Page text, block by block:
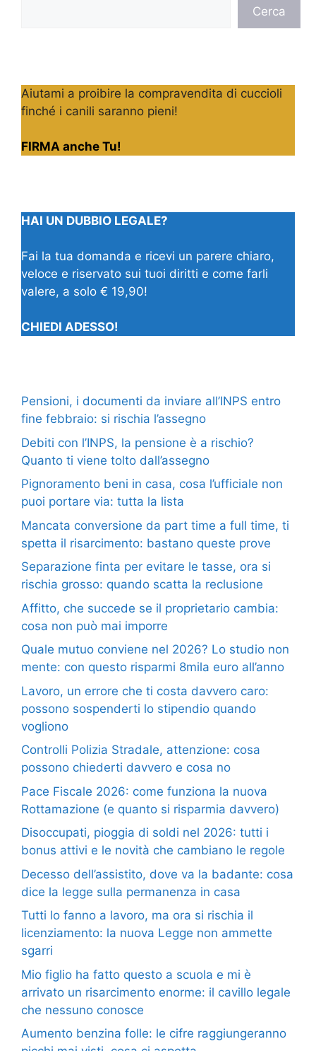
Cerca
Aiutami a proibire la compravendita di cuccioli
finché i canili saranno pieni!
FIRMA anche Tu!
HAI UN DUBBIO LEGALE?
Fai la tua domanda e ricevi un parere chiaro,
veloce e riservato sui tuoi diritti e come farli
valere, a solo € 19,90!
CHIEDI ADESSO!
Pensioni, i documenti da inviare all’INPS entro
fine febbraio: si rischia l’assegno
Debiti con l’INPS, la pensione è a rischio?
Quanto ti viene tolto dall’assegno
Pignoramento beni in casa, cosa l’ufficiale non
puoi portare via: tutta la lista
Mancata conversione da part time a full time, ti
spetta il risarcimento: bastano queste prove
Separazione finta per evitare le tasse, ora si
rischia grosso: quando scatta la reclusione
Affitto, che succede se il proprietario cambia:
cosa non può mai imporre
Quale mutuo conviene nel 2026? Lo studio non
mente: con questo risparmi 8mila euro all’anno
Lavoro, un errore che ti costa davvero caro:
possono sospenderti lo stipendio quando
vogliono
Controlli Polizia Stradale, attenzione: cosa
possono chiederti davvero e cosa no
Pace Fiscale 2026: come funziona la nuova
Rottamazione (e quanto si risparmia davvero)
Disoccupati, pioggia di soldi nel 2026: tutti i
bonus attivi e le novità che cambiano le regole
Decesso dell’assistito, dove va la badante: cosa
dice la legge sulla permanenza in casa
Tutti lo fanno a lavoro, ma ora si rischia il
licenziamento: la nuova Legge non ammette
sgarri
Mio figlio ha fatto questo a scuola e mi è
arrivato un risarcimento enorme: il cavillo legale
che nessuno conosce
Aumento benzina folle: le cifre raggiungeranno